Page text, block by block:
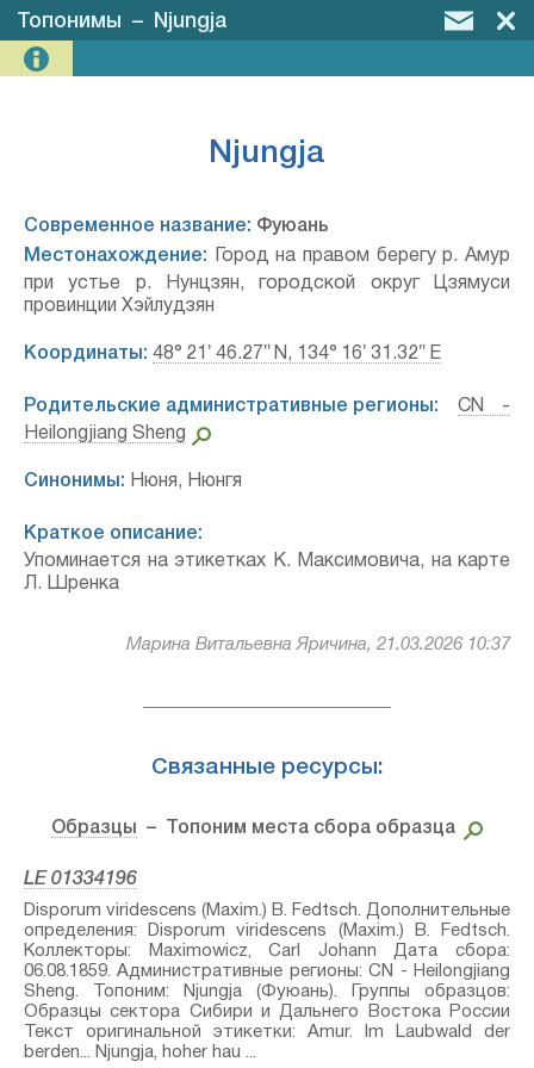
Топонимы – Njungja
Njungja
Современное название: Фуюань
Местонахождение: Город на правом берегу р. Амур
при устье р. Нунцзян, городской округ Цзямуси
провинции Хэйлудзян
Координаты: 48° 21′ 46.27″ N, 134° 16′ 31.32″ E
Родительские административные регионы:
CN -
Heilongjiang Sheng
Синонимы: Нюня, Нюнгя
Краткое описание:
Упоминается на этикетках К. Максимовича, на карте
Л. Шренка
Марина Витальевна Яричина, 21.03.2026 10:37
Связанные ресурсы:
Образцы – Топоним места сбора образца
LE 01334196
Disporum viridescens (Maxim.) B. Fedtsch.⁣ Дополнительные
определения: Disporum viridescens (Maxim.) B. Fedtsch.⁣
Коллекторы: Maximowicz, Carl Johann Дата сбора:
06.08.1859. Административные регионы: CN - Heilongjiang
Sheng. Топоним: Njungja (Фуюань). Группы образцов:
Образцы сектора Сибири и Дальнего Востока России
Текст оригинальной этикетки: Amur. Im Laubwald der
berden... Njungja, hoher hau ...